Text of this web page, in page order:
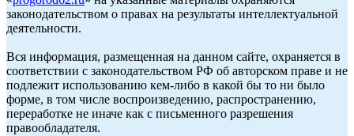
законодательством о правах на результаты интеллектуальной
деятельности.
Вся информация, размещенная на данном сайте, охраняется в
соответствии с законодательством РФ об авторском праве и не
подлежит использованию кем-либо в какой бы то ни было
форме, в том числе воспроизведению, распространению,
переработке не иначе как с письменного разрешения
правообладателя.